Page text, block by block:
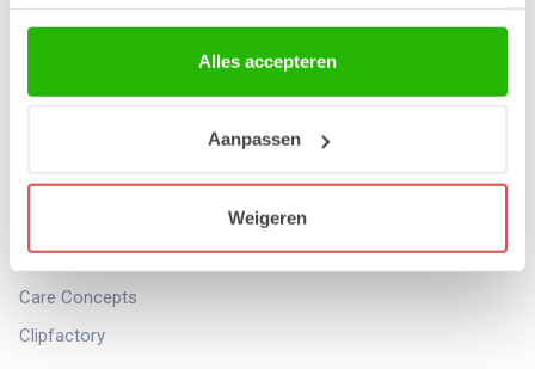
Alles accepteren
Aanpassen
Weigeren
Klantenservice
Klant worden
Buttonboss
Care Concepts
Clipfactory